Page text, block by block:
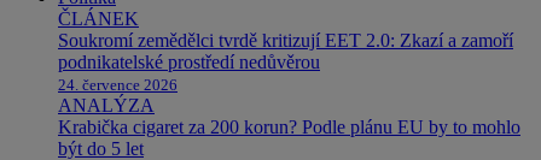
ČLÁNEK
Soukromí zemědělci tvrdě kritizují EET 2.0: Zkazí a zamoří
podnikatelské prostředí nedůvěrou
24. července 2026
ANALÝZA
Krabička cigaret za 200 korun? Podle plánu EU by to mohlo
být do 5 let